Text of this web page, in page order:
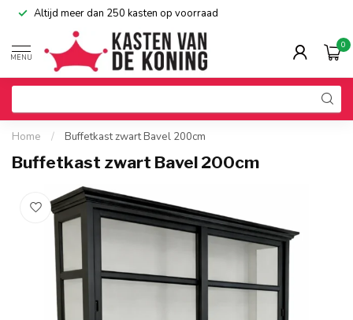
Altijd meer dan 250 kasten op voorraad
MENU
0
Home / Buffetkast zwart Bavel 200cm
Buffetkast zwart Bavel 200cm